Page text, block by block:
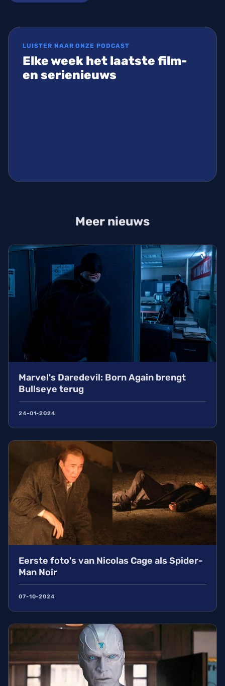
LUISTER NAAR ONZE PODCAST
Elke week het laatste film-
en serienieuws
Meer nieuws
Marvel's Daredevil: Born Again brengt
Bullseye terug
24-01-2024
Eerste foto's van Nicolas Cage als Spider-
Man Noir
07-10-2024